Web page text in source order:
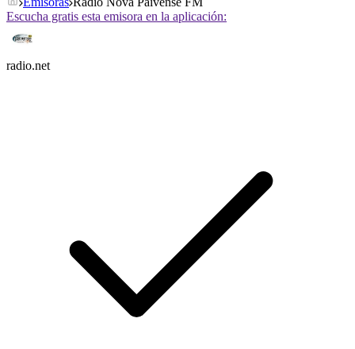
Escucha gratis esta emisora en la aplicación:
radio.net